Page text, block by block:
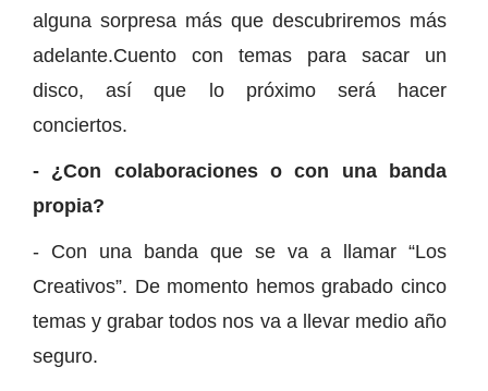
alguna sorpresa más que descubriremos más
adelante.Cuento con temas para sacar un
disco, así que lo próximo será hacer
conciertos.
- ¿Con colaboraciones o con una banda
propia?
- Con una banda que se va a llamar “Los
Creativos”. De momento hemos grabado cinco
temas y grabar todos nos va a llevar medio año
seguro.